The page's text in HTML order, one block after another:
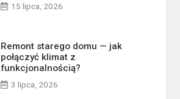
15 lipca, 2026
Remont starego domu — jak
połączyć klimat z
funkcjonalnością?
3 lipca, 2026